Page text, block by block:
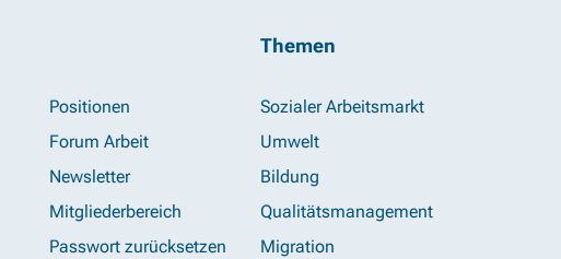
Positionen
Forum Arbeit
Newsletter
Mitgliederbereich
Passwort zurücksetzen
Themen
Sozialer Arbeitsmarkt
Umwelt
Bildung
Qualitätsmanagement
Migration